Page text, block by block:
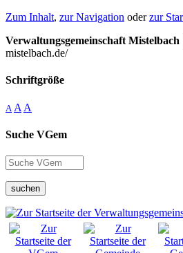
Zum Inhalt, zur Navigation oderzur
Verwaltungsgemeinschaft Mistelbach
mistelbach.de/
Schriftgröße
A A A
Suche VGem
suchen